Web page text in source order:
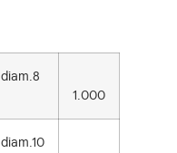
diam.8
1.000
diam.10